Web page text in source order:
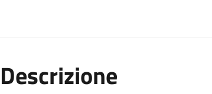
Descrizione